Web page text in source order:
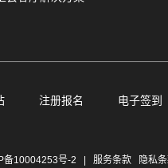
注册报名 电子签到
备10004253号-2 服务条款
隐私